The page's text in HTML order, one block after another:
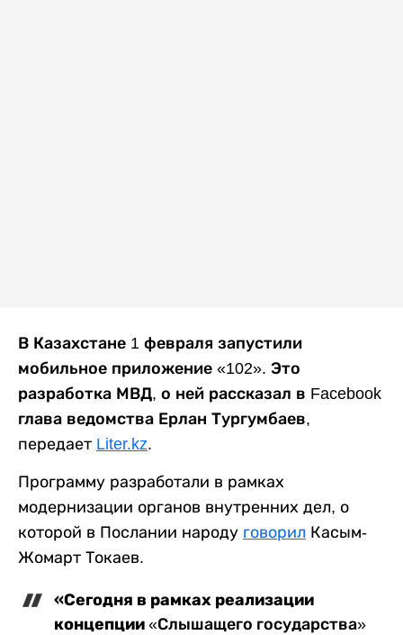
В Казахстане 1 февраля запустили
мобильное приложение «102». Это
разработка МВД, о ней рассказал в Facebook
глава ведомства Ерлан Тургумбаев,
передает Liter.kz.
Программу разработали в рамках
модернизации органов внутренних дел, о
которой в Послании народу говорил Касым-
Жомарт Токаев.
«Сегодня в рамках реализации
концепции «Слышащего государства»